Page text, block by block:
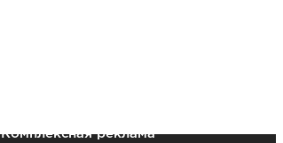
Комплексная реклама